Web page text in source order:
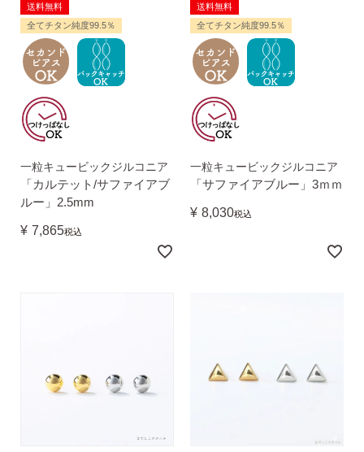
ピアス初心者さんの素朴な疑問を解消です
（初回のみ）。
2）
ピアスホールのお悩み相談室
ピアスホールアドバイザーによる、相談実績
チタン純度99.5%、素材に自信あり！もしもお
肌に合わない時にも安心。相談実績約8,000
件！
送料無料
全てチタン純度99.5％
一粒キュービックジルコニア
「カルテット/サファイアブ
ルー」2.5mm
¥ 7,865税込
送料無料
全てチタン純度99.5％
一粒キュービックジルコニア
「サファイアブルー」3ｍｍ
¥ 8,030税込